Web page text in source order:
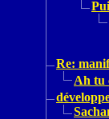
Re:
Ah tu